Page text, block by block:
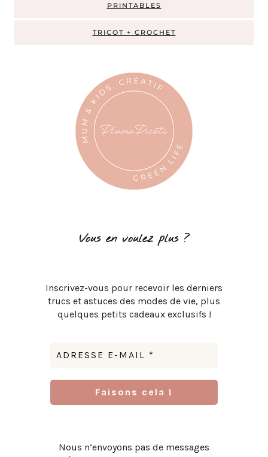
PRINTABLES
TRICOT + CROCHET
Vous en voulez plus ?
Inscrivez-vous pour recevoir les derniers
trucs et astuces des modes de vie, plus
quelques petits cadeaux exclusifs !
Nous n’envoyons pas de messages